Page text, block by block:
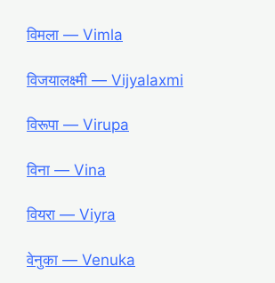
विमला ― Vimla
विजयालक्ष्मी ― Vijyalaxmi
विरूपा ― Virupa
विना ― Vina
वियरा ― Viyra
वेनुका ― Venuka